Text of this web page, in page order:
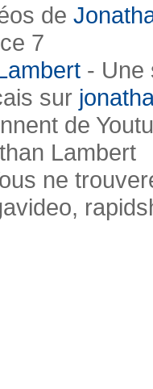
de
7
- Une
sur
de
Lambert
ne